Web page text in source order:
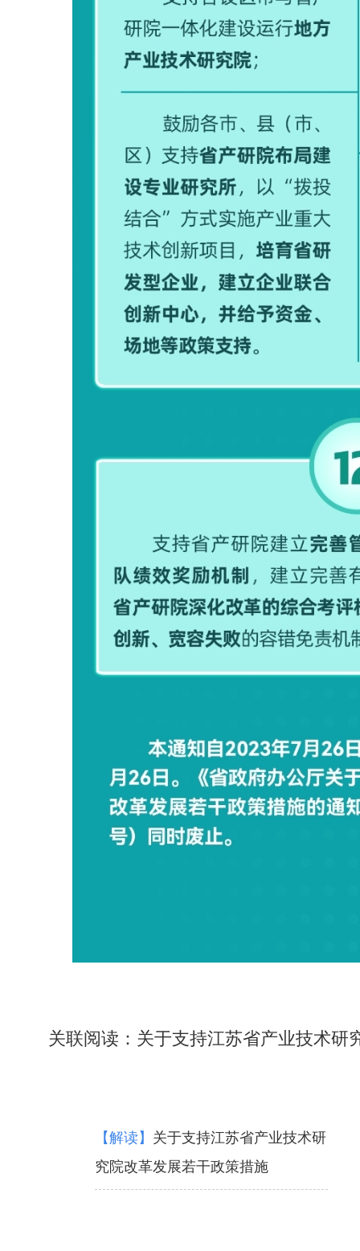
关联阅读： 关于支持江苏省产业技术研
【解读】 关于支持江苏省产业技术研
究院改革发展若干政策措施